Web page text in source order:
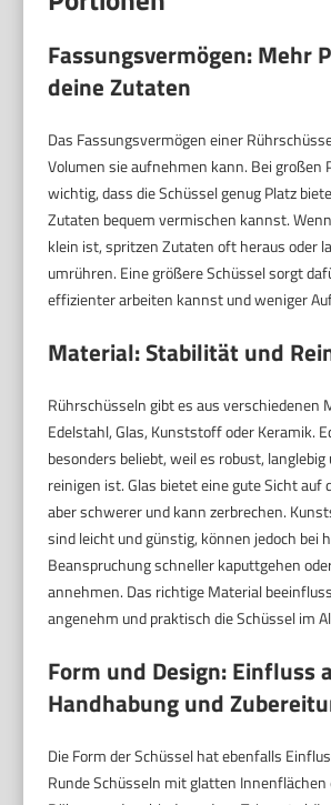
Fassungsvermögen: Mehr
deine Zutaten
Das Fassungsvermögen einer
Volumen sie aufnehmen kann. Bei großen
wichtig, dass die Schüssel genug Platz
Zutaten bequem vermischen kannst.
klein ist, spritzen Zutaten oft heraus oder
umrühren. Eine größere Schüssel sorgt
effizienter arbeiten kannst und weniger
Material: Stabilität und
Rührschüsseln gibt es aus verschiedenen
Edelstahl, Glas, Kunststoff oder Keramik.
besonders beliebt, weil es robust, langlebig
reinigen ist. Glas bietet eine gute Sicht auf
aber schwerer und kann zerbrechen.
sind leicht und günstig, können jedoch bei
Beanspruchung schneller kaputtgehen
annehmen. Das richtige Material
angenehm und praktisch die Schüssel im
Form und Design: Einfluss
Handhabung und
Die Form der Schüssel hat ebenfalls
Runde Schüsseln mit glatten